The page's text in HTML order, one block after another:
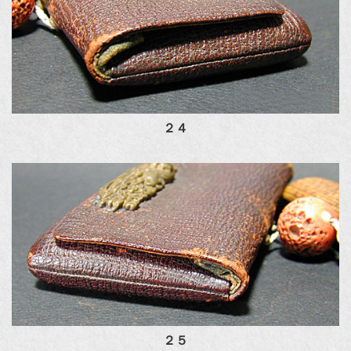
２４
２５